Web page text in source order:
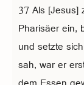
37 Als [Jesus]
Pharisäer ein,
und setzte
sah, war er